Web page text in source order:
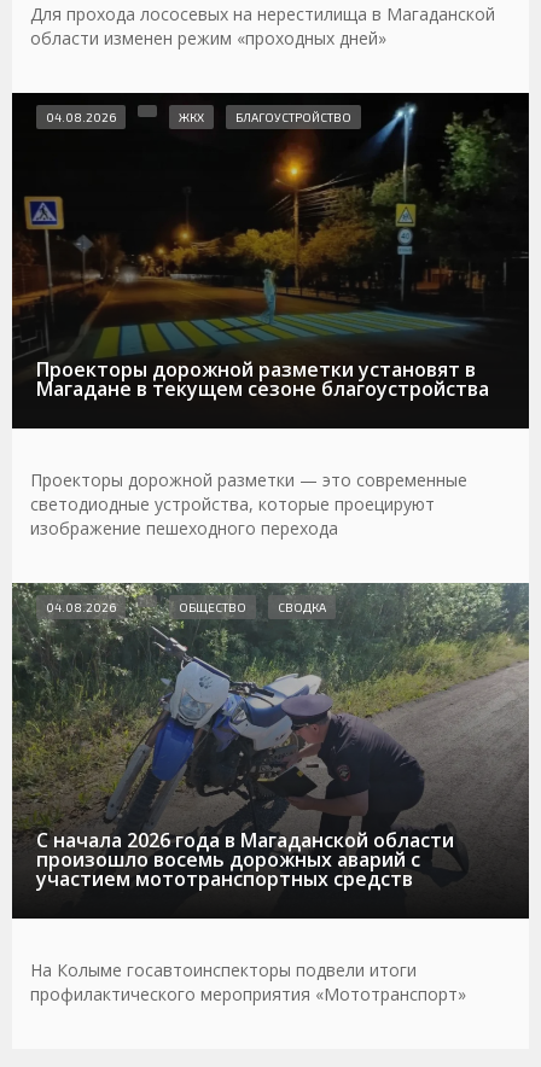
Для прохода лососевых на нерестилища в Магаданской
области изменен режим «проходных дней»
Проекторы дорожной разметки установят в
Магадане в текущем сезоне благоустройства
04.08.2026 ЖКХ БЛАГОУСТРОЙСТВО
Проекторы дорожной разметки — это современные
светодиодные устройства, которые проецируют
изображение пешеходного перехода
С начала 2026 года в Магаданской области
произошло восемь дорожных аварий с
участием мототранспортных средств
04.08.2026 ОБЩЕСТВО СВОДКА
На Колыме госавтоинспекторы подвели итоги
профилактического мероприятия «Мототранспорт»